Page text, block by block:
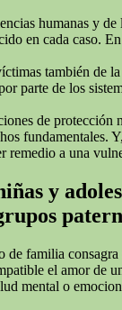
humanas y
en cada caso.
también de
parte de los
de
fundamentales.
remedio a una
y
de familia
el amor de
mental o